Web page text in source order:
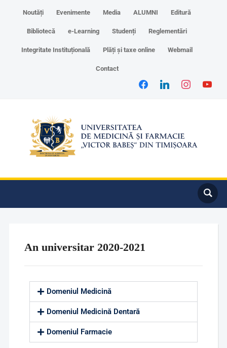
Noutăți Evenimente Media ALUMNI Editură
Bibliotecă e-Learning Studenți Reglementări
Integritate Instituțională Plăți și taxe online Webmail
Contact
An universitar 2020-2021
Domeniul Medicină
Domeniul Medicină Dentară
Domeniul Farmacie